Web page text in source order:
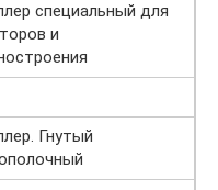
специальный для
и
Гнутый